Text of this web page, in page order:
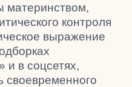
материнством,
контроля
выражение
и в соцсетях,
своевременного